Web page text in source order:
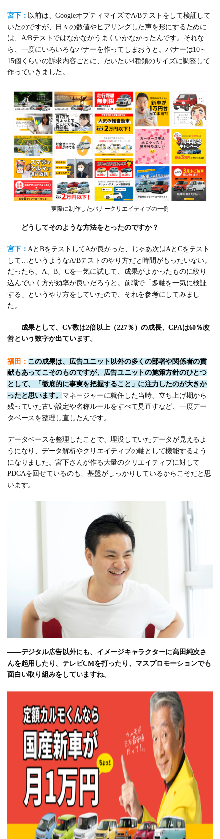
宮下： 以前は、GoogleオプティマイズでA/Bテストをして検証して
いたのですが、日々の数値やヒアリングした声を形にするために
は、A/Bテストではなかなかうまくいかなかったんです。それな
ら、一度にいろいろなバナーを作ってしまおうと。バナーは10～
15個くらいの訴求内容ごとに、だいたい4種類のサイズに調整して
作っていきました。
実際に制作したバナークリエイティブの一例
――どうしてそのような方法をとったのですか？
宮下： AとBをテストしてAが良かった、じゃあ次はAとCをテスト
して…というようなA/Bテストのやり方だと時間がもったいない。
だったら、A、B、Cを一気に試して、成果がよかったものに絞り
込んでいく方が効率が良いだろうと。前職で「多軸を一気に検証
する」というやり方をしていたので、それを参考にしてみまし
た。
――成果として、CV数は2倍以上（227％）の成長、CPAは60％改
善という数字が出ています。
福田： この成果は、広告ユニット以外の多くの部署や関係者の貢
献もあってこそのものですが、広告ユニットの施策方針のひとつ
として、「徹底的に事実を把握すること」に注力したのが大きか
ったと思います。 マネージャーに就任した当時、立ち上げ期から
残っていた古い設定や名称ルールをすべて見直すなど、一度デー
タベースを整理し直したんです。
データベースを整理したことで、埋没していたデータが見えるよ
うになり、データ解析やクリエイティブの軸として機能するよう
になりました。宮下さんが作る大量のクリエイティブに対して
PDCAを回せているのも、基盤がしっかりしているからこそだと思
います。
――デジタル広告以外にも、イメージキャラクターに高田純次さ
んを起用したり、テレビCMを打ったり、マスプロモーションでも
面白い取り組みをしていますね。